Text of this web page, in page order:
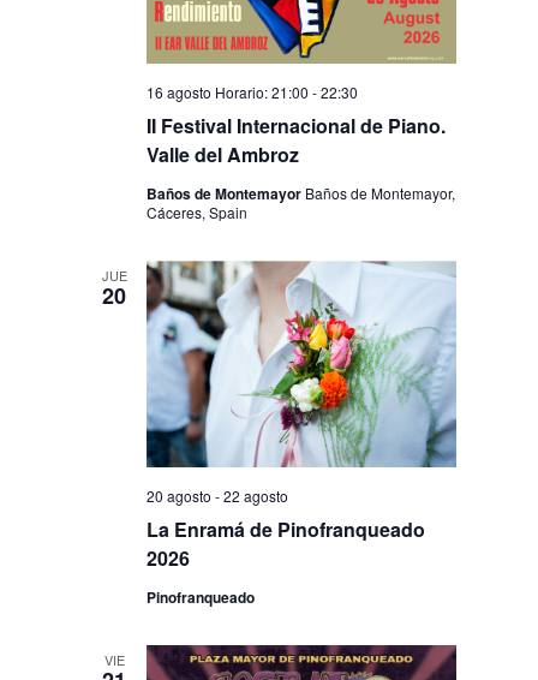
II Festival Internacional de Piano.
Valle del Ambroz
16 agosto Horario: 21:00 -22:30
Baños de Montemayor Baños de Montemayor,
Cáceres, Spain
JUE
20
La Enramá de Pinofranqueado
2026
20 agosto -22 agosto
Pinofranqueado
VIE